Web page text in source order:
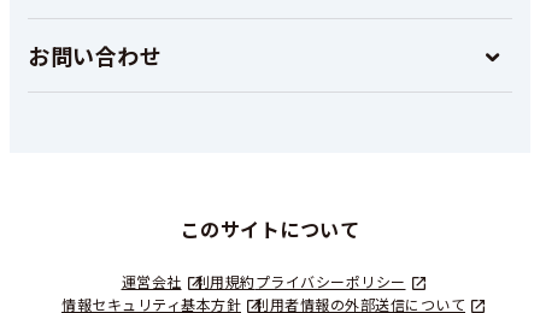
お問い合わせ
このサイトについて
運営会社 利用規約プライバシーポリシー
情報セキュリティ基本方針
利用者情報の外部送信について